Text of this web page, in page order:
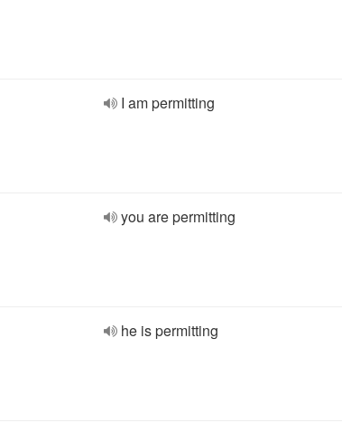
I am permitting
you are permitting
he is permitting